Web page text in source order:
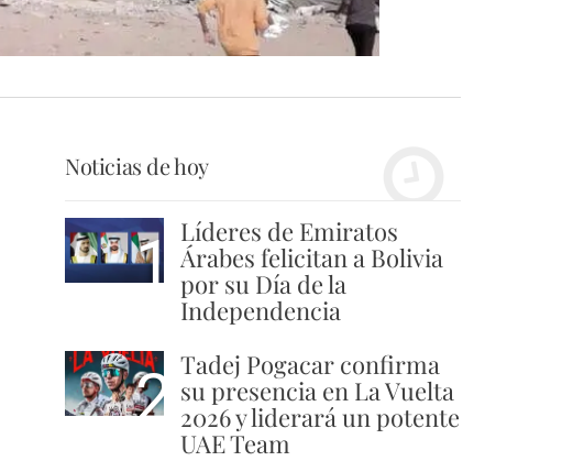
Noticias de hoy
1 Líderes de Emiratos
Árabes felicitan a Bolivia
por su Día de la
Independencia
2 Tadej Pogacar confirma
su presencia en La Vuelta
2026 y liderará un potente
UAE Team